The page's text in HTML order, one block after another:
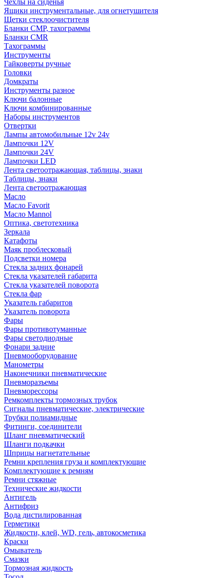
Чехлы на сиденья
Ящики инструментальные, для огнетушителя
Щетки стеклоочистителя
Бланки СМР, тахограммы
Бланки CMR
Тахограммы
Инструменты
Гайковерты ручные
Головки
Домкраты
Инструменты разное
Ключи балонные
Ключи комбинированные
Наборы инструментов
Отвертки
Лампы автомобильные 12v 24v
Лампочки 12V
Лампочки 24V
Лампочки LED
Лента светоотражающая, таблицы, знаки
Таблицы, знаки
Лента светоотражающая
Масло
Масло Favorit
Масло Mannol
Оптика, светотехника
Зеркала
Катафоты
Маяк проблесковый
Подсветки номера
Стекла задних фонарей
Стекла указателей габарита
Стекла указателей поворота
Стекла фар
Указатель габаритов
Указатель поворота
Фары
Фары противотуманные
Фары светодиодные
Фонари задние
Пневмооборудование
Манометры
Наконечники пневматические
Пневморазъемы
Пневморессоры
Ремкомплекты тормозных трубок
Сигналы пневматические, электрические
Трубки полиамидные
Фитинги, соединители
Шланг пневматический
Шланги подкачки
Шприцы нагнетательные
Ремни крепления груза и комплектующие
Комплектующие к ремням
Ремни стяжные
Технические жидкости
Антигель
Антифриз
Вода дистилированная
Герметики
Жидкости, клей, WD, гель, автокосметика
Краски
Омыватель
Смазки
Тормозная жидкость